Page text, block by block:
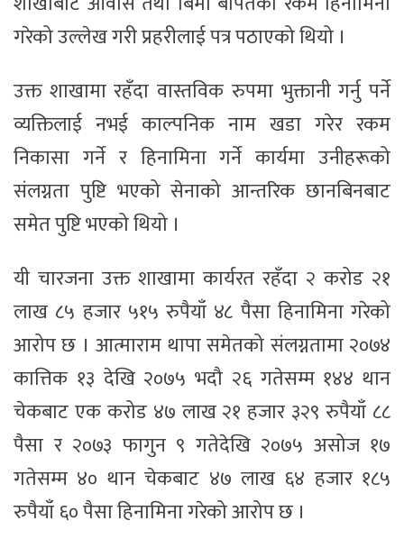
गरेको उल्लेख गरी प्रहरीलाई पत्र पठाएको थियो ।
उक्त शाखामा रहँदा वास्तविक रुपमा भुक्तानी गर्नु पर्ने
व्यक्तिलाई नभई काल्पनिक नाम खडा गरेर रकम
निकासा गर्ने र हिनामिना गर्ने कार्यमा उनीहरूको
संलग्नता पुष्टि भएको सेनाको आन्तरिक छानबिनबाट
समेत पुष्टि भएको थियो ।
यी चारजना उक्त शाखामा कार्यरत रहँदा २ करोड २१
लाख ८५ हजार ५१५ रुपैयाँ ४८ पैसा हिनामिना गरेको
आरोप छ । आत्माराम थापा समेतको संलग्नतामा २०७४
कात्तिक १३ देखि २०७५ भदौ २६ गतेसम्म १४४ थान
चेकबाट एक करोड ४७ लाख २१ हजार ३२९ रुपैयाँ ८८
पैसा र २०७३ फागुन ९ गतेदेखि २०७५ असोज १७
गतेसम्म ४० थान चेकबाट ४७ लाख ६४ हजार १८५
रुपैयाँ ६० पैसा हिनामिना गरेको आरोप छ ।